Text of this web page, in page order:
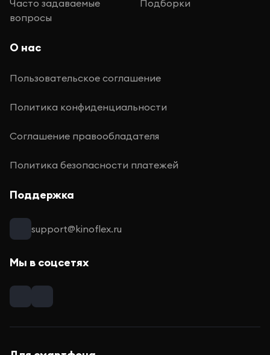
Часто задаваемые
вопросы
Подборки
О нас
Пользовательское соглашение
Политика конфиденциальности
Соглашение правообладателя
Политика безопасности платежей
Поддержка
support@kinoflex.ru
Мы в соцсетях